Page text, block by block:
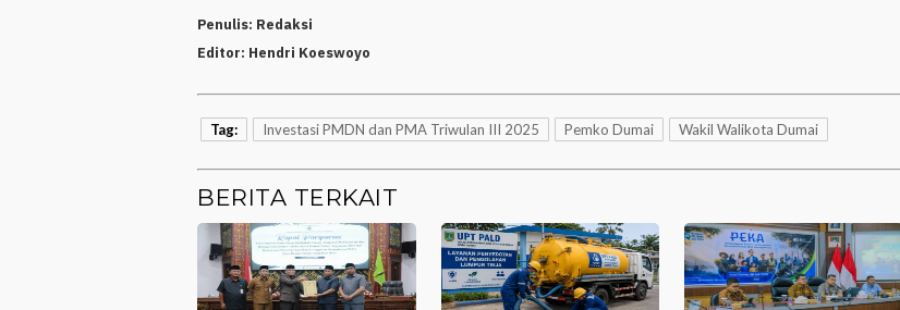
Penulis: Redaksi
Editor: Hendri Koeswoyo
Tag: Investasi PMDN dan PMA Triwulan III 2025 Pemko Dumai Wakil Walikota Dumai
BERITA TERKAIT